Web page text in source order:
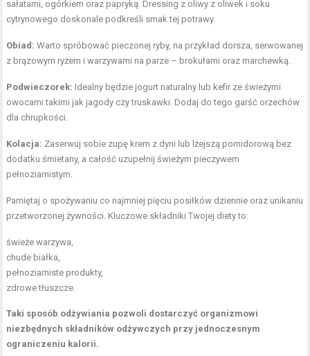
sałatami, ogórkiem oraz papryką. Dressing z oliwy z oliwek i soku
cytrynowego doskonale podkreśli smak tej potrawy.
Obiad: Warto spróbować pieczonej ryby, na przykład dorsza, serwowanej
z brązowym ryżem i warzywami na parze – brokułami oraz marchewką.
Podwieczorek: Idealny będzie jogurt naturalny lub kefir ze świeżymi
owocami takimi jak jagody czy truskawki. Dodaj do tego garść orzechów
dla chrupkości.
Kolacja: Zaserwuj sobie zupę krem z dyni lub lżejszą pomidorową bez
dodatku śmietany, a całość uzupełnij świeżym pieczywem
pełnoziarnistym.
Pamiętaj o spożywaniu co najmniej pięciu posiłków dziennie oraz unikaniu
przetworzonej żywności. Kluczowe składniki Twojej diety to:
świeże warzywa,
chude białka,
pełnoziarniste produkty,
zdrowe tłuszcze.
Taki sposób odżywiania pozwoli dostarczyć organizmowi
niezbędnych składników odżywczych przy jednoczesnym
ograniczeniu kalorii.